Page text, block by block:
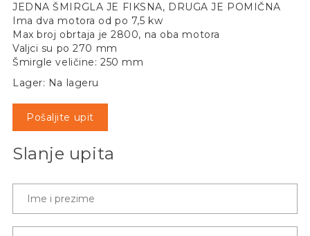
JEDNA ŠMIRGLA JE FIKSNA, DRUGA JE POMIČNA
Ima dva motora od po 7,5 kw
Max broj obrtaja je 2800, na oba motora
Valjci su po 270 mm
Šmirgle veličine: 250 mm
Lager: Na lageru
Pošaljite upit
Slanje upita